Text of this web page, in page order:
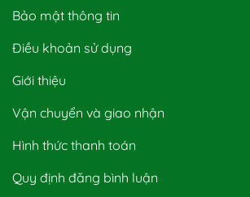
Bảo mật thông tin
Điều khoản sử dụng
Giới thiệu
Vận chuyển và giao nhận
Hình thức thanh toán
Quy định đăng bình luận